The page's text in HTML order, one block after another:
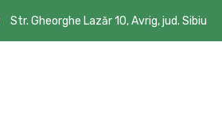
Str. Gheorghe Lazăr 10, Avrig, jud. Sibiu